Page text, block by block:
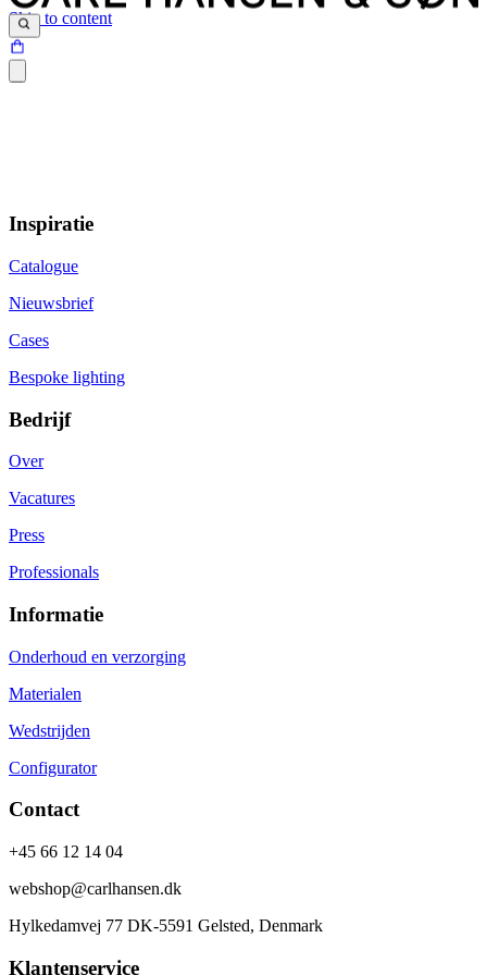
Skip to content
Inspiratie
Catalogue
Nieuwsbrief
Cases
Bespoke lighting
Bedrijf
Over
Vacatures
Press
Professionals
Informatie
Onderhoud en verzorging
Materialen
Wedstrijden
Configurator
Contact
+45 66 12 14 04
webshop@carlhansen.dk
Hylkedamvej 77 DK-5591 Gelsted, Denmark
Klantenservice